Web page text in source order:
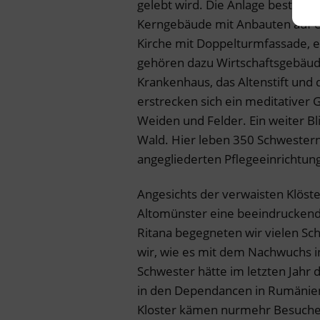
gelebt wird. Die Anlage besteht
Kerngebäude mit Anbauten auf
Kirche mit Doppelturmfassade,
gehören dazu
Krankenhaus, das Altenstift und
erstrecken sich ein meditativer
Weiden und Felder. Ein weiter
Wald. Hier leben 350
angegliederten
Angesichts der verwaisten
Altomünster eine
Ritana begegneten wir vielen
wir, wie es mit dem Nachwuchs
Schwester hätte im letzten Jahr
in den Dependancen in
Kloster kämen nurmehr